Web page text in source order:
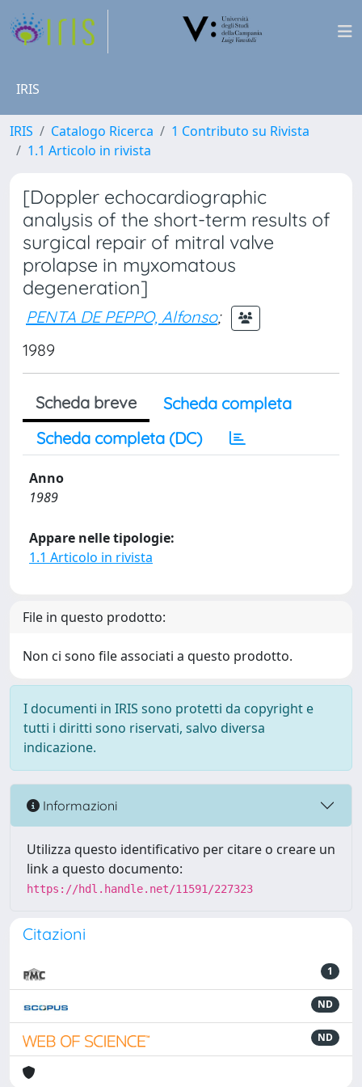
IRIS
IRIS Catalogo Ricerca
1 Contributo su Rivista
1.1 Articolo in rivista
[Doppler echocardiographic
analysis of the short-term results of
surgical repair of mitral valve
prolapse in myxomatous
degeneration]
PENTA DE PEPPO, Alfonso;
1989
Scheda breve
Scheda completa
Scheda completa (DC)
Anno
1989
Appare nelle tipologie:
1.1 Articolo in rivista
File in questo prodotto:
Non ci sono file associati a questo prodotto.
I documenti in IRIS sono protetti da copyright e
tutti i diritti sono riservati, salvo diversa
indicazione.
Informazioni
Utilizza questo identificativo per citare o creare un
link a questo documento:
https://hdl.handle.net/11591/227323
Citazioni
1
ND
ND